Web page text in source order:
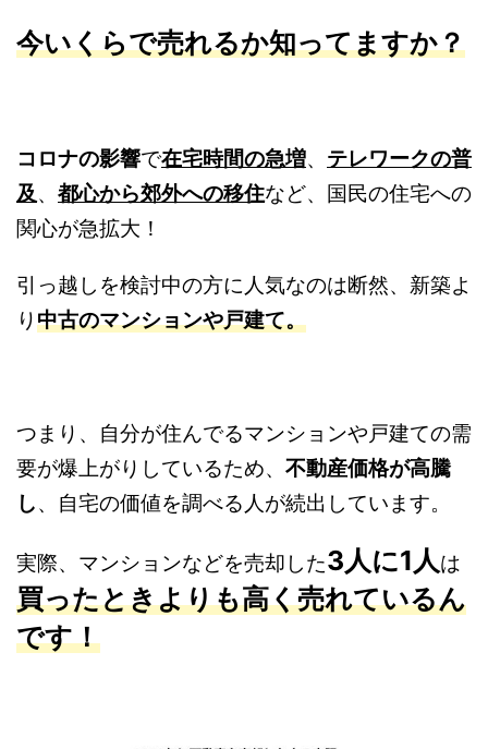
今いくらで売れるか知ってますか？
コロナの影響で在宅時間の急増、 テレワークの普
及、 都心から郊外への移住など、国民の住宅への
関心が急拡大！
引っ越しを検討中の方に人気なのは断然、新築よ
り中古のマンションや戸建て。
つまり、自分が住んでるマンションや戸建ての需
要が爆上がりしているため、 不動産価格が高騰
し、自宅の価値を調べる人が続出しています。
実際、マンションなどを売却した3人に1人は
買ったときよりも高く売れているん
です！